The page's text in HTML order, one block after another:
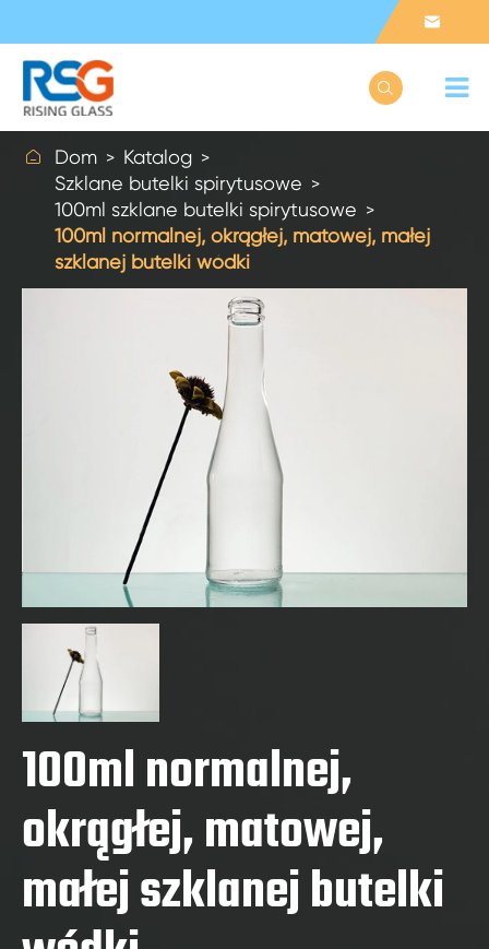


 Dom
Katalog
Szklane butelki spirytusowe
100ml szklane butelki spirytusowe
100ml normalnej, okrągłej, matowej, małej
szklanej butelki wódki
100ml normalnej,
okrągłej, matowej,
małej szklanej butelki